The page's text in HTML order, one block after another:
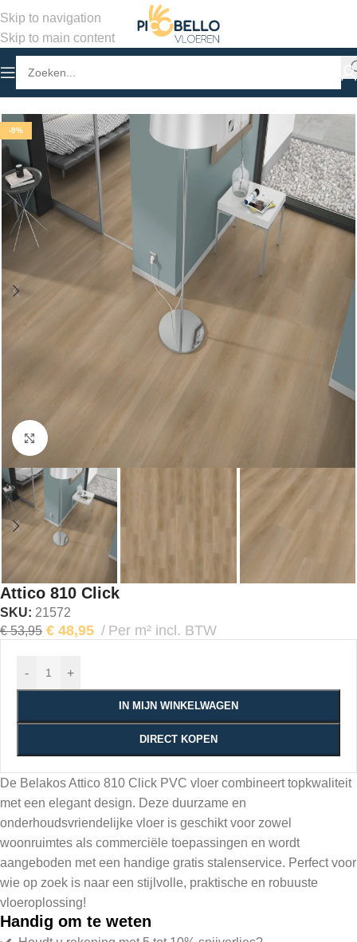
Skip to navigation
Skip to main content
Home/Winkel
-9%
Klik om te vergroten
Attico 810 Click
SKU: 21572
€53,95 € 48,95 Per m² incl. BTW
- +
IN MIJN WINKELWAGEN
DIRECT KOPEN
De Belakos Attico 810 Click PVC vloer combineert topkwaliteit
met een elegant design. Deze duurzame en
onderhoudsvriendelijke vloer is geschikt voor zowel
woonruimtes als commerciële toepassingen en wordt
aangeboden met een handige gratis stalenservice. Perfect voor
wie op zoek is naar een stijlvolle, praktische en robuuste
vloeroplossing!
Handig om te weten